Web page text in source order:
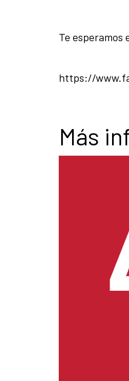
Te esperamos
https://
Más